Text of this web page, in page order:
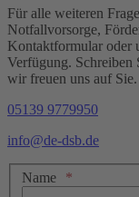
Für alle weiteren
Notfallvorsorge,
Kontaktformular oder
Verfügung. Schreiben
wir freuen uns auf Sie.
05139 9779950
info@de-dsb.de
Name